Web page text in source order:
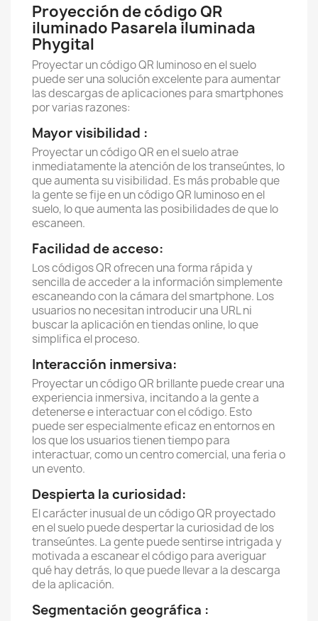
Proyección de código QR
iluminado Pasarela iluminada
Phygital
Proyectar un código QR luminoso en el suelo
puede ser una solución excelente para aumentar
las descargas de aplicaciones para smartphones
por varias razones:
Mayor visibilidad :
Proyectar un código QR en el suelo atrae
inmediatamente la atención de los transeúntes, lo
que aumenta su visibilidad. Es más probable que
la gente se fije en un código QR luminoso en el
suelo, lo que aumenta las posibilidades de que lo
escaneen.
Facilidad de acceso:
Los códigos QR ofrecen una forma rápida y
sencilla de acceder a la información simplemente
escaneando con la cámara del smartphone. Los
usuarios no necesitan introducir una URL ni
buscar la aplicación en tiendas online, lo que
simplifica el proceso.
Interacción inmersiva:
Proyectar un código QR brillante puede crear una
experiencia inmersiva, incitando a la gente a
detenerse e interactuar con el código. Esto
puede ser especialmente eficaz en entornos en
los que los usuarios tienen tiempo para
interactuar, como un centro comercial, una feria o
un evento.
Despierta la curiosidad:
El carácter inusual de un código QR proyectado
en el suelo puede despertar la curiosidad de los
transeúntes. La gente puede sentirse intrigada y
motivada a escanear el código para averiguar
qué hay detrás, lo que puede llevar a la descarga
de la aplicación.
Segmentación geográfica :